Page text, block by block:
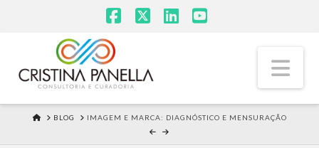
HOMEBLOG IMAGEM E MARCA: DIAGNÓSTICO E MENSURAÇÃO